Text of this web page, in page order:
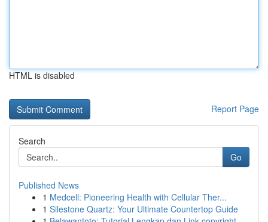
HTML is disabled
Report Page
Search
Go
Published News
1 Medcell: Pioneering Health with Cellular Ther...
1 Silestone Quartz: Your Ultimate Countertop Guide